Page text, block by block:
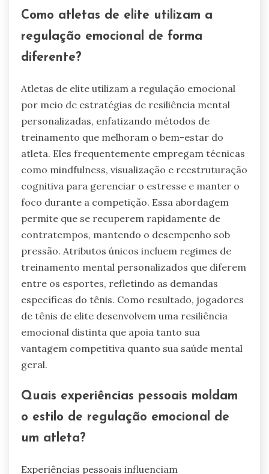
enfrentamento personalizadas permitem que os
atletas gerenciem o estresse de forma eficaz
durante as partidas. Respostas emocionais
mantenham o foco apesar da pressão,
melhorando o desempenho. Técnicas de
mindfulness, como a visualização, apoiam o
equilíbrio emocional e melhoram a resiliência
mental. Esses atributos, coletivamente,
promovem o bem-estar do atleta e a
consistência de desempenho em ambientes de
alta pressão.
Como atletas de elite utilizam a
regulação emocional de forma
diferente?
Atletas de elite utilizam a regulação emocional
por meio de estratégias de resiliência mental
personalizadas, enfatizando métodos de
treinamento que melhoram o bem-estar do
atleta. Eles frequentemente empregam técnicas
cognitiva para gerenciar o estresse e manter o
foco durante a competição. Essa abordagem
permite que se recuperem rapidamente de
pressão. Atributos únicos incluem regimes de